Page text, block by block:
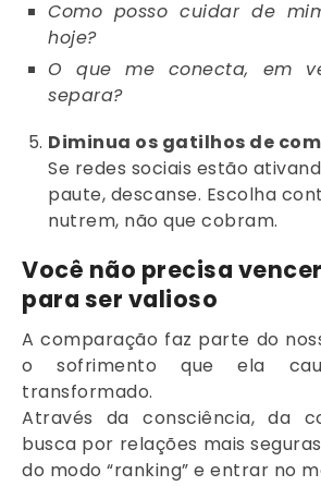
Como posso cuidar de
hoje?
O que me conecta, em
separa?
Diminua os gatilhos de
Se redes sociais estão
paute, descanse. Escolha
nutrem, não que cobram.
Você não precisa
para ser valioso
A comparação faz parte do
o sofrimento que ela
transformado.
Através da consciência, da
busca por relações mais
do modo “ranking” e entrar no